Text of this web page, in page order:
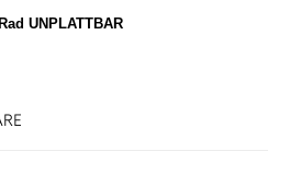
UNPLATTBAR